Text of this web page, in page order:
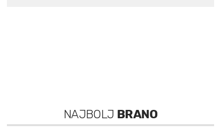
NAJBOLJ BRANO